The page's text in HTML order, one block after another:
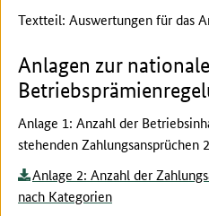
Textteil: Auswertungen für das
Anlagen zur
Anlage 1: Anzahl der
stehenden Zahlungsansprüchen
Anlage 2: Anzahl der
nach Kategorien